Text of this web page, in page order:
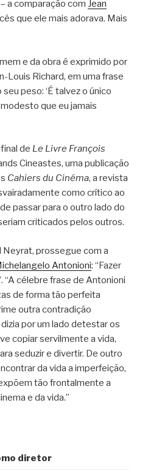
a comparação com Jean
que ele mais adorava. Mais
e da obra é exprimido por
Louis Richard, em uma frase
peso: ‘É talvez o único
que eu jamais
de Le Livre François
Cineastes, uma publicação
Cahiers du Cinéma, a revista
como crítico ao
passar para o outro lado do
criticados pelos outros.
Neyrat, prossegue com a
Antonioni: “Fazer
“A célebre frase de Antonioni
de forma tão perfeita
outra contradição
por um lado detestar os
copiar servilmente a vida,
seduzir e divertir. De outro
da vida a imperfeição,
tão frontalmente a
e da vida.”
diretor